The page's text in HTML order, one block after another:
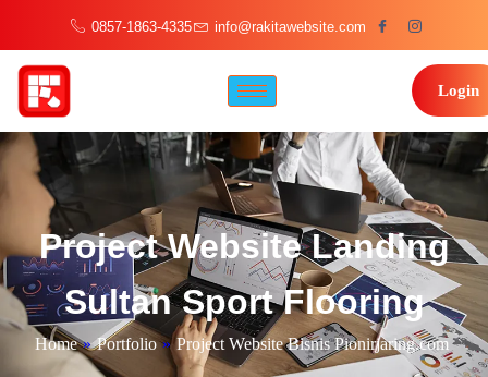
0857-1863-4335 info@rakitawebsite.com
Login
Project Website Landing
Sultan Sport Flooring
Home » Portfolio » Project Website Bisnis Pionirjaring.com